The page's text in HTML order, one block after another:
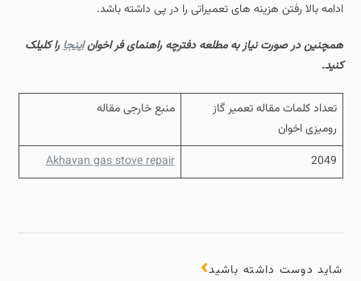
ادامه بالا رفتن هزینه های تعمیراتی را در پی داشته باشد.
همچنین در صورت نیاز به مطلعه دفترچه راهنمای فر اخواناینجارا کلیلک
کنید.
تعداد کلمات مقاله تعمیر گاز
رومیزی اخوان
منبع خارجی مقاله
2049
Akhavan gas stove repair
شاید دوست داشته باشید